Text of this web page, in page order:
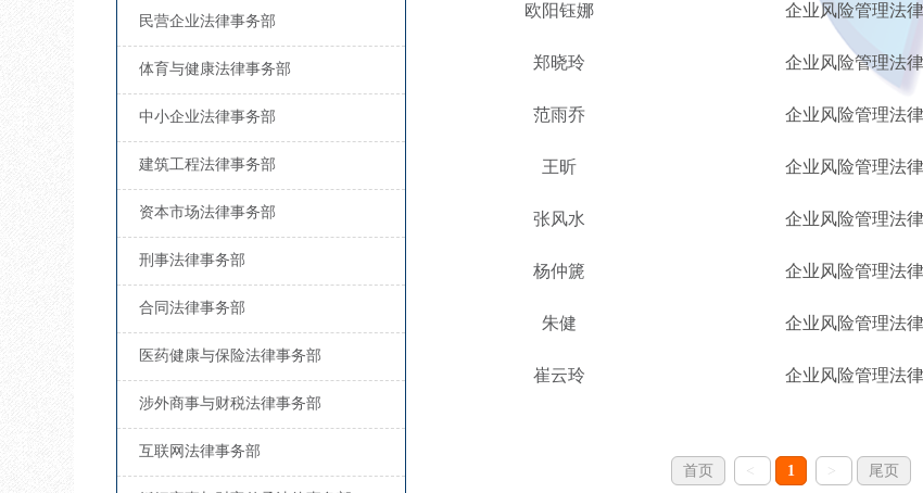
民营企业法律事务部
体育与健康法律事务部
中小企业法律事务部
建筑工程法律事务部
资本市场法律事务部
刑事法律事务部
合同法律事务部
医药健康与保险法律事务部
涉外商事与财税法律事务部
互联网法律事务部
欧阳钰娜 企业风险管理法
郑晓玲 企业风险管理法
范雨乔 企业风险管理法
王昕 企业风险管理法
张风水 企业风险管理法
杨仲篪 企业风险管理法
朱健 企业风险管理法
崔云玲 企业风险管理法
首页 < 1 > 尾页